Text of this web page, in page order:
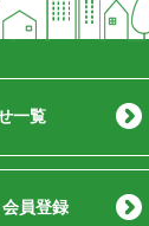
一覧
員登録